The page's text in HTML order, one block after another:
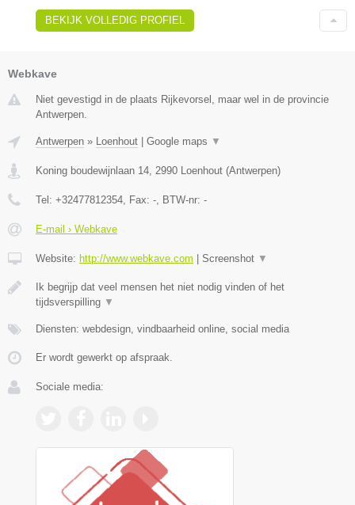
BEKIJK VOLLEDIG PROFIEL
Webkave
Niet gevestigd in de plaats Rijkevorsel, maar wel in de provincie
Antwerpen.
Antwerpen » Loenhout Google maps ▼
Koning boudewijnlaan 14 2990 Loenhout (Antwerpen)
Tel: +32477812354 , Fax: - , BTW-nr: -
E-mail › Webkave
Website: http://www.webkave.com Screenshot ▼
Ik begrijp dat veel mensen het niet nodig vinden of het
tijdsverspilling ▼
Diensten: webdesign, vindbaarheid online, social media
Er wordt gewerkt op afspraak.
Sociale media: